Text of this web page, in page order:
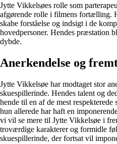
Jytte Vikkelsøes rolle som
afgørende rolle i filmens fortælling.
skabe forståelse og indsigt i de
hovedpersoner. Hendes præstation
dybde.
Anerkendelse og
Jytte Vikkelsøe har modtaget stor
skuespillerinde. Hendes talent og
hende til en af de mest
hun allerede har haft en
vi vil se mere til Jytte Vikkelsøe i
troværdige karakterer og formidle
skuespillerinde, der fortsat vil